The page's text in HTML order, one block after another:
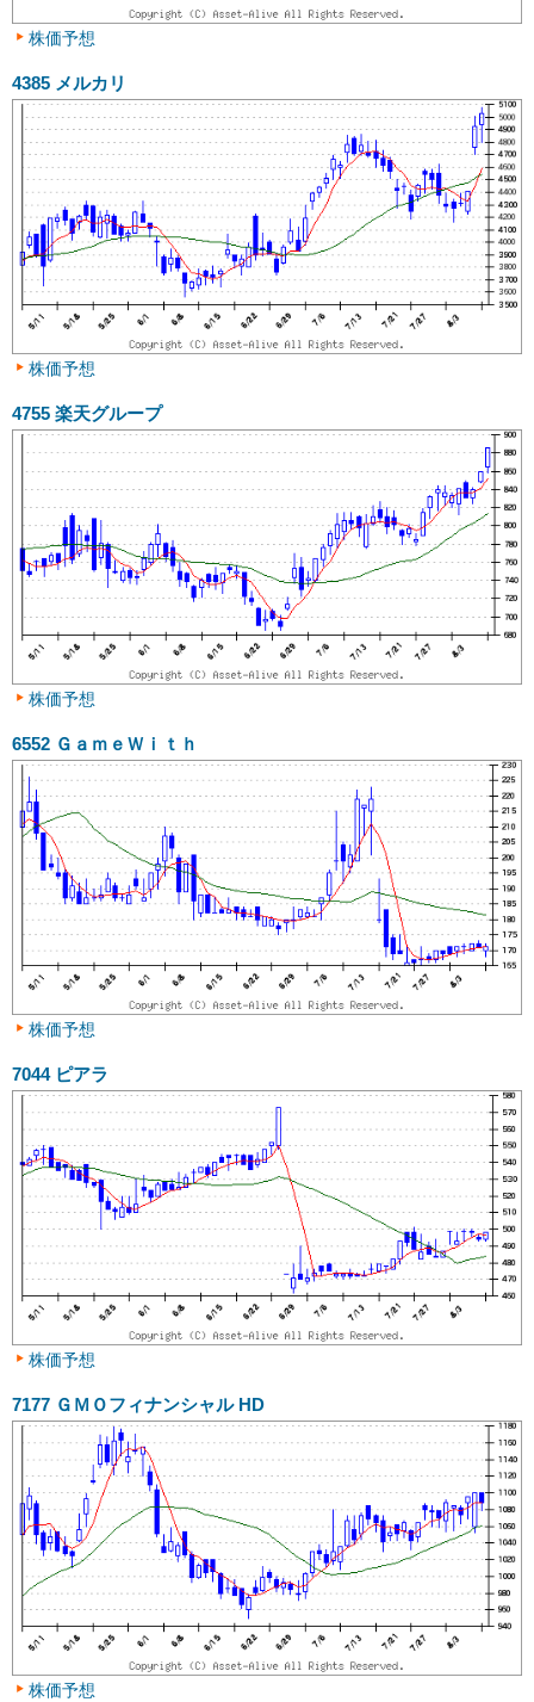
株価予想
4385 メルカリ
株価予想
4755 楽天グループ
株価予想
6552 ＧａｍｅＷｉｔｈ
株価予想
7044 ピアラ
株価予想
7177 ＧＭＯフィナンシャル HD
株価予想